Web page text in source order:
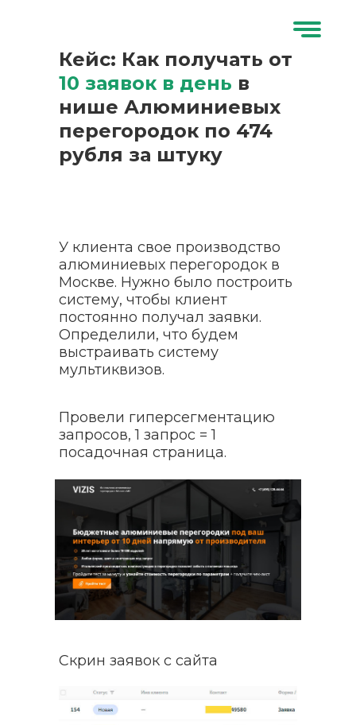
Кейс: Как получать от
10 заявок в день в
нише Алюминиевых
перегородок по 474
рубля за штуку
Скрин заявок с сайта
У клиента свое производство
алюминиевых перегородок в
Москве. Нужно было построить
систему, чтобы клиент
постоянно получал заявки.
Определили, что будем
выстраивать систему
мультиквизов.
Провели гиперсегментацию
запросов, 1 запрос = 1
посадочная страница.